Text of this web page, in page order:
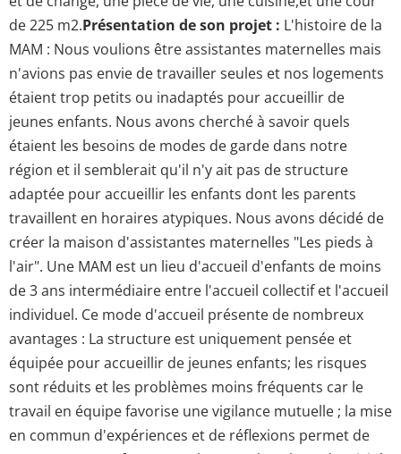
de 225 m2.Présentation de son projet : L'histoire de la
MAM : Nous voulions être assistantes maternelles mais
n'avions pas envie de travailler seules et nos logements
étaient trop petits ou inadaptés pour accueillir de
jeunes enfants. Nous avons cherché à savoir quels
étaient les besoins de modes de garde dans notre
région et il semblerait qu'il n'y ait pas de structure
adaptée pour accueillir les enfants dont les parents
travaillent en horaires atypiques. Nous avons décidé de
créer la maison d'assistantes maternelles "Les pieds à
l'air". Une MAM est un lieu d'accueil d'enfants de moins
de 3 ans intermédiaire entre l'accueil collectif et l'accueil
individuel. Ce mode d'accueil présente de nombreux
avantages : La structure est uniquement pensée et
équipée pour accueillir de jeunes enfants; les risques
sont réduits et les problèmes moins fréquents car le
travail en équipe favorise une vigilance mutuelle ; la mise
en commun d'expériences et de réflexions permet de